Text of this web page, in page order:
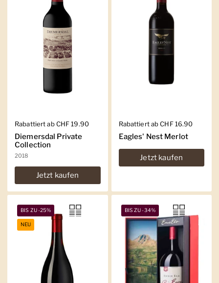
Regulärer Preis
Rabattiert ab CHF 19.90
Diemersdal Private
Collection
2018
Jetzt kaufen
Regulärer Preis
Rabattiert ab CHF 16.90
Eagles' Nest Merlot
Jetzt kaufen
BIS ZU -25%
NEU
BIS ZU -34%